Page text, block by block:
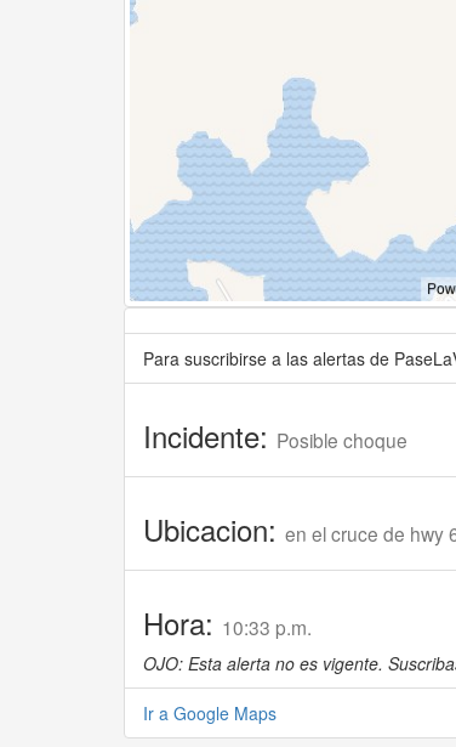
Para suscribirse a las alertas de
Incidente: Posible choque
Ubicacion: en el cruce de hwy
Hora: 10:33 p.m.
OJO: Esta alerta no es vigente.
Ir a Google Maps